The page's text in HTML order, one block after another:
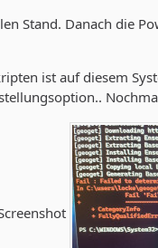
Stand. Danach die
ist auf diesem